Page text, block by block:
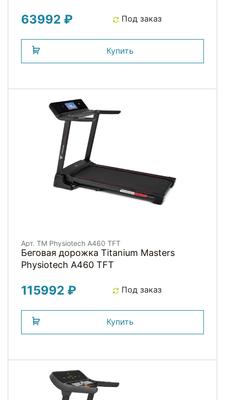
63992 ₽ Под заказ
Купить
Арт. TM Physiotech A460 TFT
Беговая дорожка Titanium Masters
Physiotech A460 TFT
115992 ₽ Под заказ
Купить